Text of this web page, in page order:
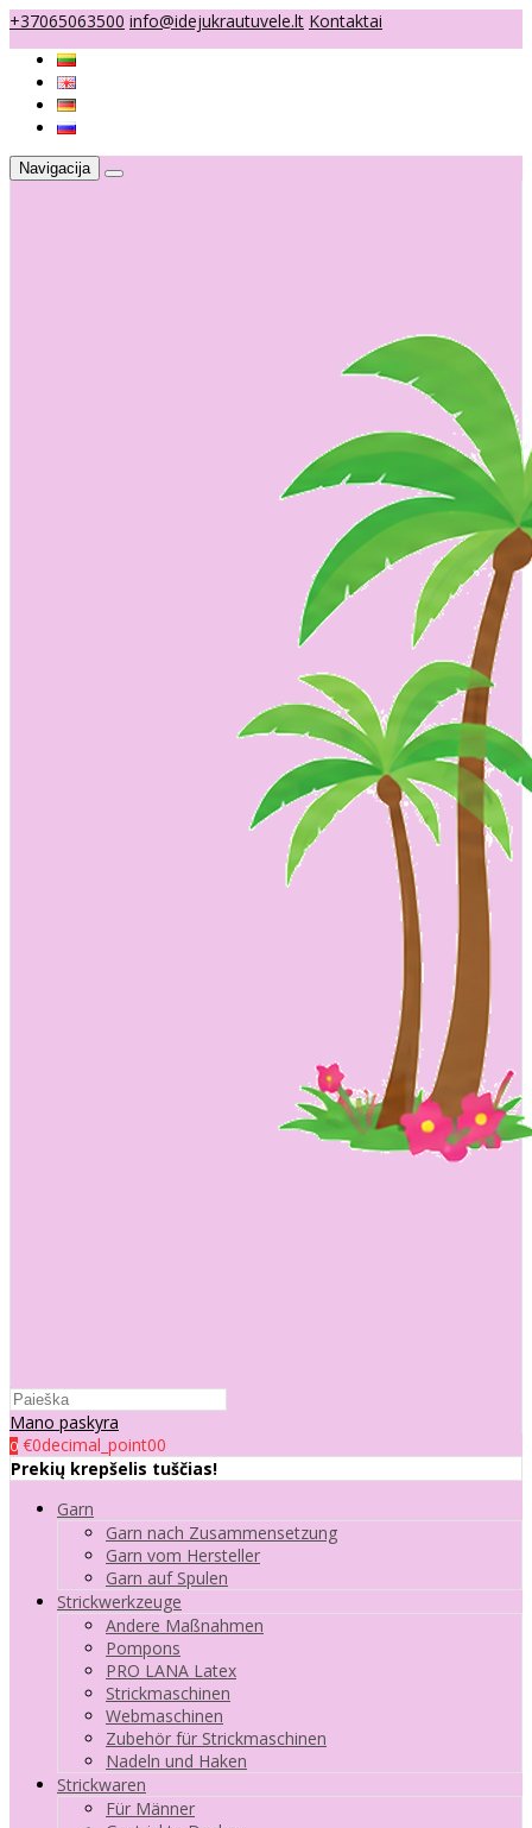
+37065063500 info@idejukrautuvele.lt Kontaktai
Navigacija
Mano paskyra
0 €0decimal_point00
Prekių krepšelis tuščias!
Garn
Garn nach Zusammensetzung
Garn vom Hersteller
Garn auf Spulen
Strickwerkzeuge
Andere Maßnahmen
Pompons
PRO LANA Latex
Strickmaschinen
Webmaschinen
Zubehör für Strickmaschinen
Nadeln und Haken
Strickwaren
Für Männer